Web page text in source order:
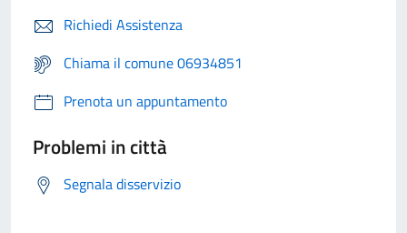
Richiedi Assistenza
Chiama il comune 06934851
Prenota un appuntamento
Problemi in città
Segnala disservizio